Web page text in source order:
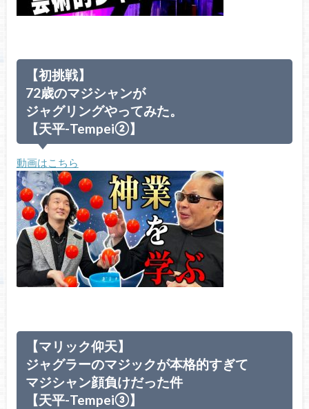
【初挑戦】
72歳のマジシャンが
ジャグリングやってみた。
【天平-Tempei②】
動画はこちら
【マリック仰天】
ジャグラーのマジックが本格的すぎて
マジシャン顔負けだった件
【天平-Tempei③】